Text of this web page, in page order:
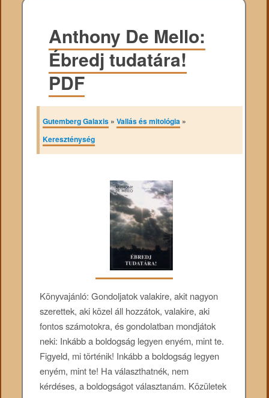
Anthony De Mello:
Ébredj tudatára!
PDF
Gutemberg Galaxis »Vallás és mitológia »
Kereszténység
Könyvajánló: Gondoljatok valakire, akit nagyon
szerettek, aki közel áll hozzátok, valakire, aki
fontos számotokra, és gondolatban mondjátok
neki: Inkább a boldogság legyen enyém, mint te.
Figyeld, mi történik! Inkább a boldogság legyen
enyém, mint te! Ha választhatnék, nem
kérdéses, a boldogságot választanám. Közületek